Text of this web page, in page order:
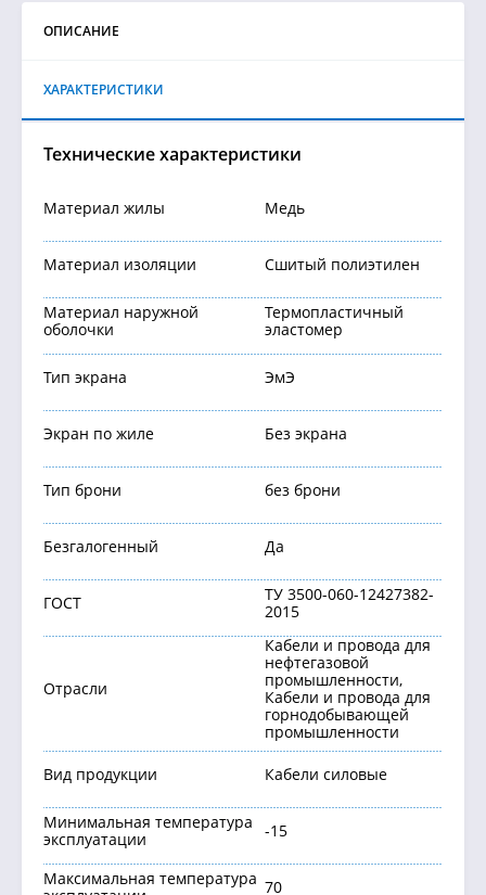
ОПИСАНИЕ
ХАРАКТЕРИСТИКИ
Технические характеристики
Материал жилы Медь
Материал изоляции Сшитый полиэтилен
Материал наружной
оболочки
Термопластичный
эластомер
Тип экрана ЭмЭ
Экран по жиле Без экрана
Тип брони без брони
Безгалогенный Да
ГОСТ
ТУ 3500-060-12427382-
2015
Отрасли
Кабели и провода для
нефтегазовой
промышленности,
Кабели и провода для
горнодобывающей
промышленности
Вид продукции Кабели силовые
Минимальная температура
эксплуатации
-15
Максимальная температура 70